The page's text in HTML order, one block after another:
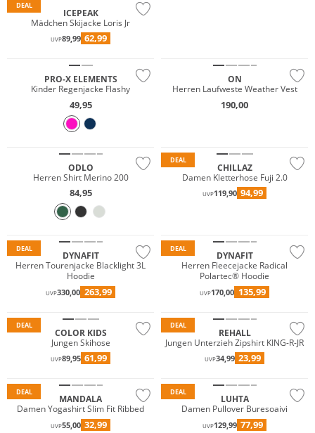
DEAL
ICEPEAK
Mädchen Skijacke Loris Jr
UVP89,99 62,99
PRO-X ELEMENTS
Kinder Regenjacke Flashy
49,95
ON
Herren Laufweste Weather Vest
190,00
ODLO
Herren Shirt Merino 200
84,95
DEAL
CHILLAZ
Damen Kletterhose Fuji 2.0
UVP119,90 94,99
DEAL
DYNAFIT
Herren Tourenjacke Blacklight 3L
Hoodie
UVP330,00 263,99
DEAL
DYNAFIT
Herren Fleecejacke Radical
Polartec® Hoodie
UVP170,00 135,99
DEAL
COLOR KIDS
Jungen Skihose
UVP89,95 61,99
DEAL
REHALL
Jungen Unterzieh Zipshirt KING-R-JR
UVP34,99 23,99
DEAL
MANDALA
Damen Yogashirt Slim Fit Ribbed
UVP55,00 32,99
DEAL
LUHTA
Damen Pullover Buresoaivi
UVP129,99 77,99